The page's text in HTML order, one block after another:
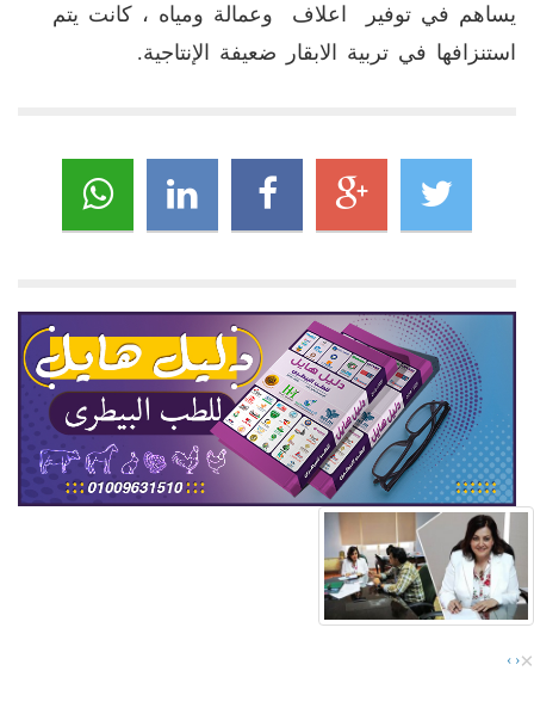
يساهم في توفير اعلاف وعمالة ومياه ، كانت يتم
استنزافها في تربية الابقار ضعيفة الإنتاجية.
‹
› ×